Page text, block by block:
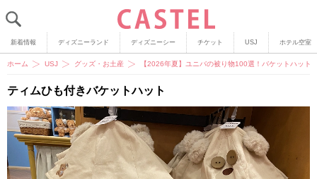
新着情報 ディズニーランド ディズニーシー チケット USJ ホテル空室
ホーム USJ グッズ・お土産 【2026年夏】ユニバの被り物100選！バケットハット
ティムひも付きバケットハット